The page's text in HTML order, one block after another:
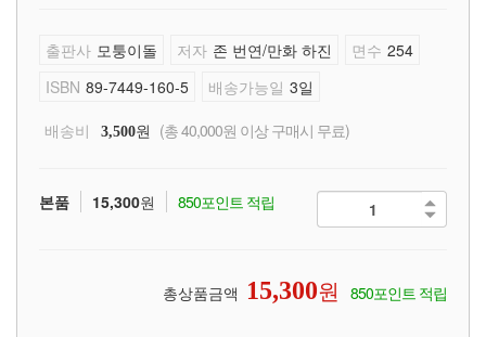
출판사 모퉁이돌 저자 존 번연/만화 하진 면수 254
ISBN 89-7449-160-5 배송가능일 3일
배송비
3,500원 (총 40,000원 이상 구매시 무료)
본품 15,300원 850포인트 적립
총상품금액 15,300원 850포인트 적립